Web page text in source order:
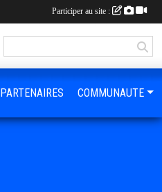
PARTENAIRES COMMUNAUTE
Participer au site :